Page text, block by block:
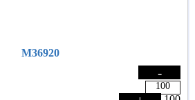
M36920
-